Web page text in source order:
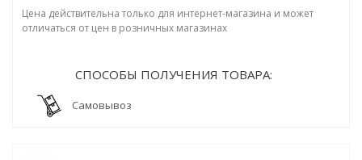
Цена действительна только для интернет-магазина и может
отличаться от цен в розничных магазинах
СПОСОБЫ ПОЛУЧЕНИЯ ТОВАРА:
Самовывоз